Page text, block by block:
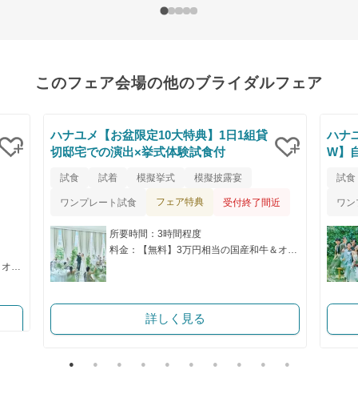
このフェア会場の他のブライダルフェア
料金：【無料】3万円相当の国産和牛＆オマール海老コース試食付
ハナユメ【お盆限定10大特典】1日1組貸
切邸宅での演出×挙式体験試食付
試食 試着 模擬挙式 模擬披露宴
ワンプレート試食 フェア特典 受付終了間近
所要時間：3時間程度
料金：【無料】3万円相当の国産和牛＆オマール海老コース試食付
詳しく見る
ハナ
W】
試食
ワ